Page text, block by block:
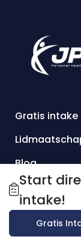
Gratis intake
Blog
Over ons
Contact
Aanbod
Start
intake!
Gratis